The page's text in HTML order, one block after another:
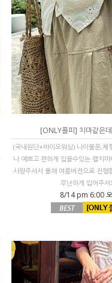
[ONLY플피] 치마같은
(국내원단+바이오워싱) 나이불문,체
나 예쁘고 편하게 입을수있는 랩치
사랑주셔서 올해 여름버젼으로 진행
무난하게 입어주셔
8/14 pm 6:00